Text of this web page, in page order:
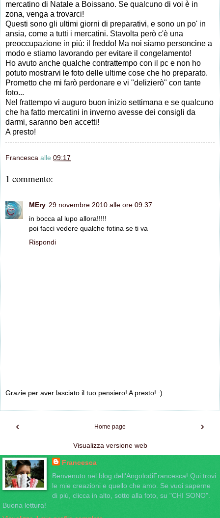
mercatino di Natale a Boissano. Se qualcuno di voi è in
zona, venga a trovarci!
Questi sono gli ultimi giorni di preparativi, e sono un po' in
ansia, come a tutti i mercatini. Stavolta però c'è una
preoccupazione in più: il freddo! Ma noi siamo personcine a
modo e stiamo lavorando per evitare il congelamento!
Ho avuto anche qualche contrattempo con il pc e non ho
potuto mostrarvi le foto delle ultime cose che ho preparato.
Prometto che mi farò perdonare e vi "delizierò" con tante
foto...
Nel frattempo vi auguro buon inizio settimana e se qualcuno
che ha fatto mercatini in inverno avesse dei consigli da
darmi, saranno ben accetti!
A presto!
Francesca alle 09:17
1 commento:
MEry 29 novembre 2010 alle ore 09:37
in bocca al lupo allora!!!!!
poi facci vedere qualche fotina se ti va
Rispondi
Grazie per aver lasciato il tuo pensiero! A presto! :)
‹ ›
Home page
Visualizza versione web
Francesca
Benvenuto nel blog dell'AngolodiFrancesca! Qui trovi
le mie creazioni e quello che amo. Se vuoi saperne
di più, clicca in alto, sotto alla foto, su "CHI SONO".
Buona lettura!